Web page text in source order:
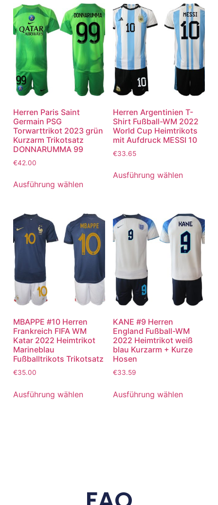
Herren Paris Saint
Germain PSG
Torwarttrikot 2023 grün
Kurzarm Trikotsatz
DONNARUMMA 99
€42.00
Ausführung wählen
Herren Argentinien T-
Shirt Fußball-WM 2022
World Cup Heimtrikots
mit Aufdruck MESSI 10
€33.65
Ausführung wählen
MBAPPE #10 Herren
Frankreich FIFA WM
Katar 2022 Heimtrikot
Marineblau
Fußballtrikots Trikotsatz
€35.00
Ausführung wählen
KANE #9 Herren
England Fußball-WM
2022 Heimtrikot weiß
blau Kurzarm + Kurze
Hosen
€33.59
Ausführung wählen